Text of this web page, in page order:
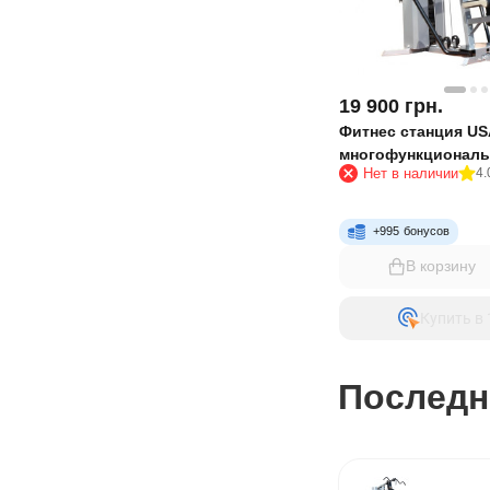
19 900 грн.
Фитнес станция
Нет в наличии
+995 бонусов
В корзину